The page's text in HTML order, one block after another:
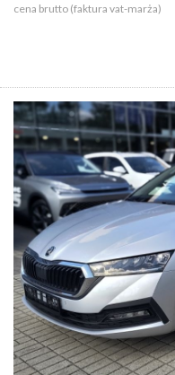
cena brutto (faktura vat-marża)